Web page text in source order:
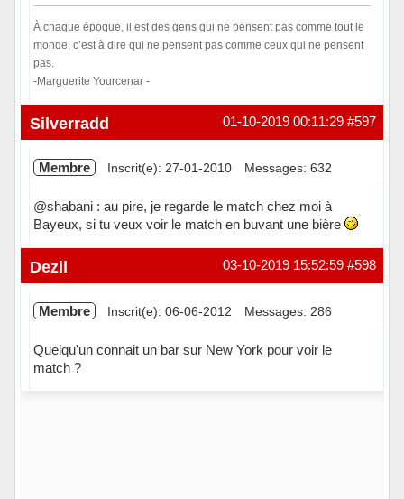
À chaque époque, il est des gens qui ne pensent pas comme tout le
monde, c’est à dire qui ne pensent pas comme ceux qui ne pensent
pas.
-Marguerite Yourcenar -
Hors ligne #597
01-10-2019 00:11:29
Silverradd
Membre Inscrit(e): 27-01-2010 Messages: 632
@shabani : au pire, je regarde le match chez moi à
Bayeux, si tu veux voir le match en buvant une bière
Hors ligne #598
03-10-2019 15:52:59
Dezil
Membre Inscrit(e): 06-06-2012 Messages: 286
Quelqu'un connait un bar sur New York pour voir le
match ?